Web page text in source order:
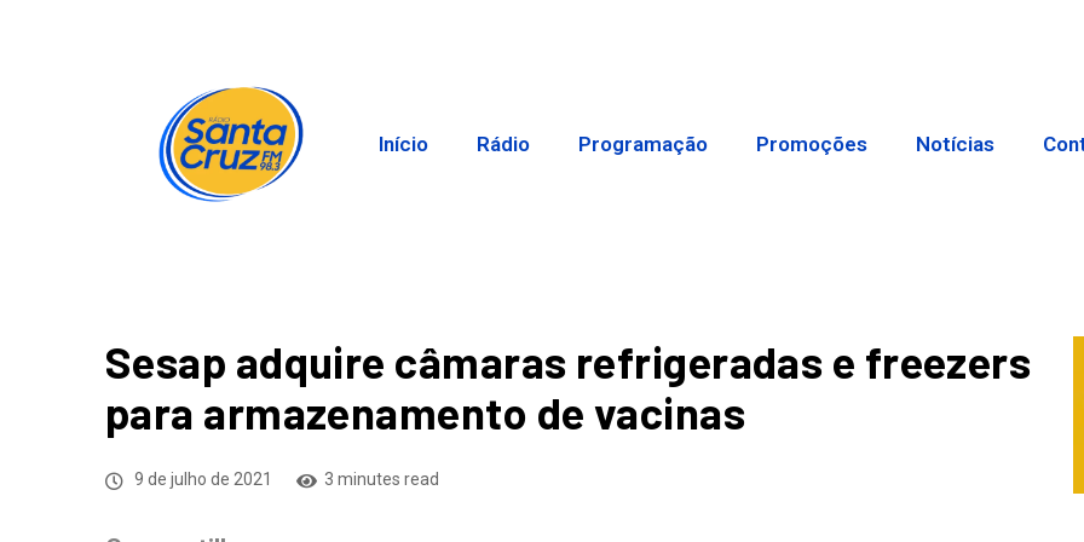
Início Rádio Programação Promoções Notícias
Sesap adquire câmaras refrigeradas e freezers
para armazenamento de vacinas
9 de julho de 2021 3 minutes read